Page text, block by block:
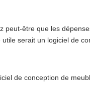
peut-être que les
serait un logiciel de